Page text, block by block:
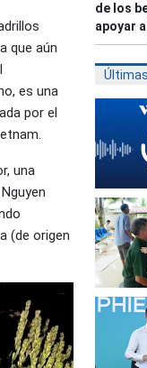
que aún
es una
por el
una
(de origen
de los
apoyar